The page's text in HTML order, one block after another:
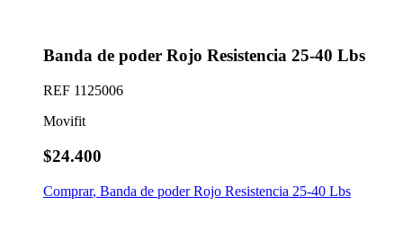
Banda de poder Rojo Resistencia 25-40 Lbs
REF 1125006
Movifit
$24.400
Comprar, Banda de poder Rojo Resistencia 25-40 Lbs